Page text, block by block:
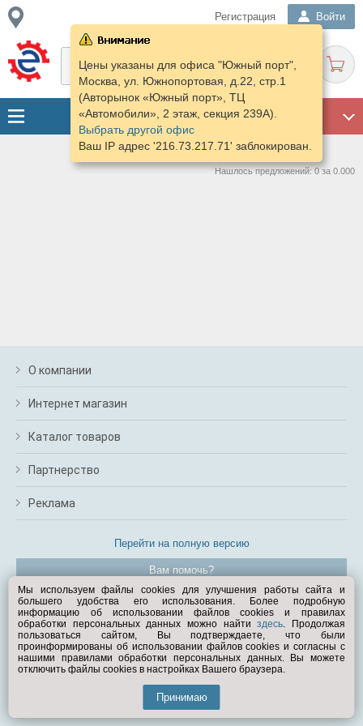
Регистрация Войти
Цены указаны для офиса "Южный порт",
Москва, ул. Южнопортовая, д.22, стр.1
(Авторынок «Южный порт», ТЦ
«Автомобили», 2 этаж, секция 239А).
Выбрать другой офис
Ваш IP адрес '216.73.217.71' заблокирован.
Нашлось предложений: 0 за 0.000
О компании
Интернет магазин
Каталог товаров
Партнерство
Реклама
Перейти на полную версию
Вам помочь?
© Exist.ru 1998—2026
Мы используем файлы cookies для улучшения работы сайта и
большего удобства его использования. Более подробную
информацию об использовании файлов cookies и правилах
обработки персональных данных можно найтиздесь. Продолжая
пользоваться сайтом, Вы подтверждаете, что были
проинформированы об использовании файлов cookies и согласны с
нашими правилами обработки персональных данных. Вы можете
отключить файлы cookies в настройках Вашего браузера.
Принимаю